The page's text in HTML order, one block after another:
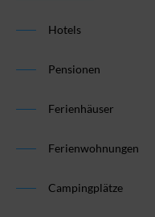
Hotels
Pensionen
Ferienhäuser
Ferienwohnungen
Campingplätze